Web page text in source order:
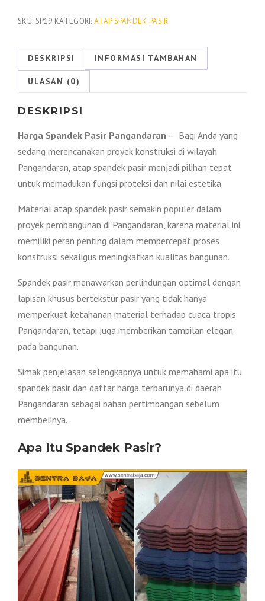
Pasir
2026
SKU: SP19 KATEGORI:ATAP SPANDEK PASIR
DESKRIPSI INFORMASI TAMBAHAN
ULASAN (0)
DESKRIPSI
Harga Spandek Pasir Pangandaran – Bagi Anda yang
sedang merencanakan proyek konstruksi di wilayah
Pangandaran, atap spandek pasir menjadi pilihan tepat
untuk memadukan fungsi proteksi dan nilai estetika.
Material atap spandek pasir semakin populer dalam
proyek pembangunan di Pangandaran, karena material ini
memiliki peran penting dalam mempercepat proses
konstruksi sekaligus meningkatkan kualitas bangunan.
Spandek pasir menawarkan perlindungan optimal dengan
lapisan khusus bertekstur pasir yang tidak hanya
memperkuat ketahanan material terhadap cuaca tropis
Pangandaran, tetapi juga memberikan tampilan elegan
pada bangunan.
Simak penjelasan selengkapnya untuk memahami apa itu
spandek pasir dan daftar harga terbarunya di daerah
Pangandaran sebagai bahan pertimbangan sebelum
membelinya.
Apa Itu Spandek Pasir?